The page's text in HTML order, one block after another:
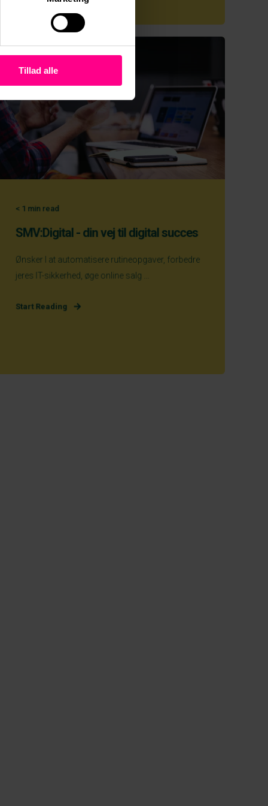
Tillad alle
< 1 min read
SMV:Digital - din vej til digital succes
Ønsker I at automatisere rutineopgaver, forbedre
jeres IT-sikkerhed, øge online salg ...
Start Reading